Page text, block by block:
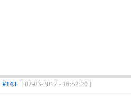
#143 [ 02-03-2017 - 16:52:20 ]